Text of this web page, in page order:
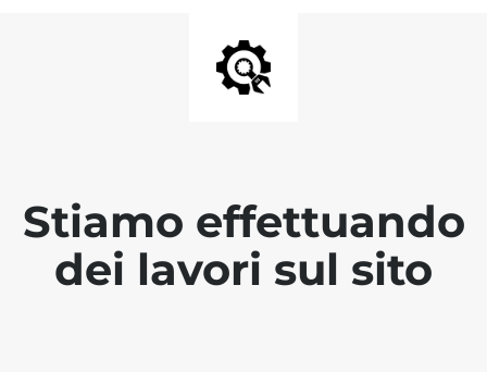
Stiamo effettuando
dei lavori sul sito